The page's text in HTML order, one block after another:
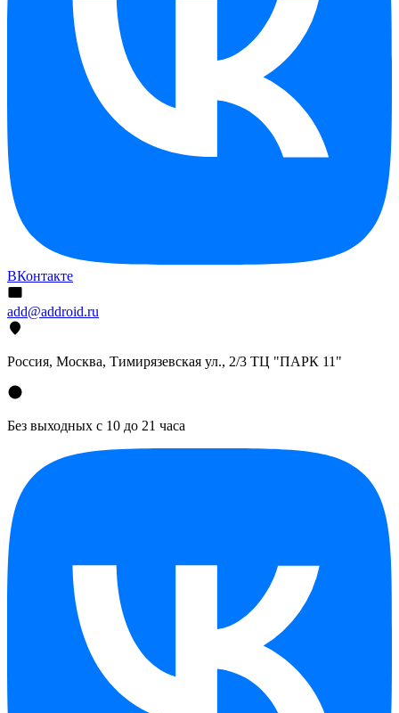
ВКонтакте
add@addroid.ru
Россия, Москва, Тимирязевская ул., 2/3 ТЦ "ПАРК 11"
Без выходных с 10 до 21 часа